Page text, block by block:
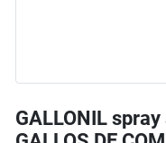
GALLONIL